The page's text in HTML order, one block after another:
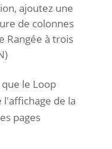
ajoutez une
de colonnes
Rangée à trois
le Loop
de la
pages